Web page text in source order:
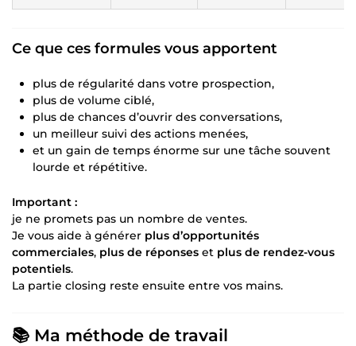
Ce que ces formules vous apportent
plus de régularité dans votre prospection,
plus de volume ciblé,
plus de chances d’ouvrir des conversations,
un meilleur suivi des actions menées,
et un gain de temps énorme sur une tâche souvent
lourde et répétitive.
Important :
je ne promets pas un nombre de ventes.
Je vous aide à générer plus d’opportunités
commerciales, plus de réponses et plus de rendez-vous
potentiels.
La partie closing reste ensuite entre vos mains.
📚 Ma méthode de travail